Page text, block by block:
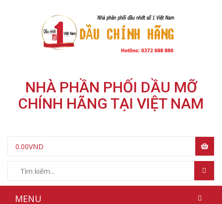
NHÀ PHẦN PHỐI DẦU MỠ
CHÍNH HÃNG TẠI VIỆT NAM
0.00VND
MENU